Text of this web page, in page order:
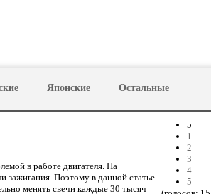
Японские Остальные
5
1
2
3
4
5
в работе двигателя. На
зажигания. Поэтому в данной статье
менять свечи каждые 30 тысяч